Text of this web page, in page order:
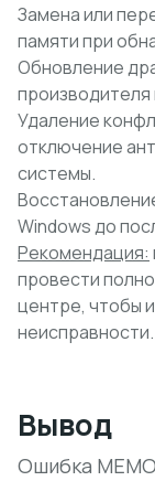
Замена или
памяти при
Обновление
производителя
Удаление
отключение
системы.
Windows до
Рекомендация:
провести
центре, чтобы
неисправности.
Вывод
Ошибка